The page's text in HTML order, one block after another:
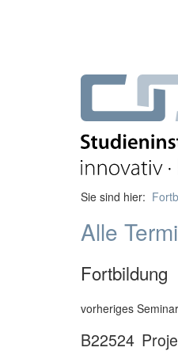
Sie sind hier:
Alle
Fortbildung
vorheriges
B22524